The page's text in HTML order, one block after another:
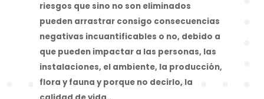
riesgos que sino no son eliminados
pueden arrastrar consigo consecuencias
negativas incuantificables o no, debido a
que pueden impactar a las personas, las
instalaciones, el ambiente, la producción,
flora y fauna y porque no decirlo, la